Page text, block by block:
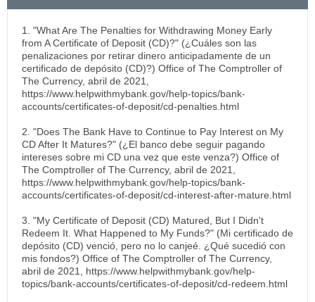
1. "What Are The Penalties for Withdrawing Money Early
from A Certificate of Deposit (CD)?" (¿Cuáles son las
penalizaciones por retirar dinero anticipadamente de un
certificado de depósito (CD)?) Office of The Comptroller of
The Currency, abril de 2021,
https://www.helpwithmybank.gov/help-topics/bank-
accounts/certificates-of-deposit/cd-penalties.html
2. "Does The Bank Have to Continue to Pay Interest on My
CD After It Matures?" (¿El banco debe seguir pagando
intereses sobre mi CD una vez que este venza?) Office of
The Comptroller of The Currency, abril de 2021,
https://www.helpwithmybank.gov/help-topics/bank-
accounts/certificates-of-deposit/cd-interest-after-mature.html
3. "My Certificate of Deposit (CD) Matured, But I Didn't
Redeem It. What Happened to My Funds?" (Mi certificado de
depósito (CD) venció, pero no lo canjeé. ¿Qué sucedió con
mis fondos?) Office of The Comptroller of The Currency,
abril de 2021, https://www.helpwithmybank.gov/help-
topics/bank-accounts/certificates-of-deposit/cd-redeem.html